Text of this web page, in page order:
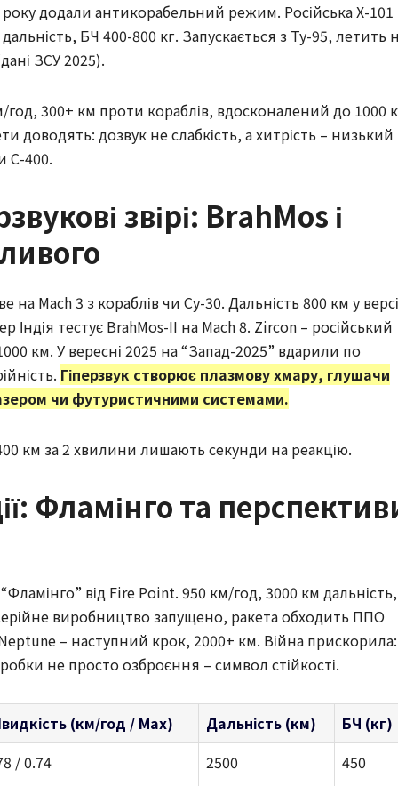
року додали антикорабельний режим. Російська Х-101
БЧ 400-800 кг. Запускається з Ту-95, летить
ЗСУ 2025).
год, 300+ км проти кораблів, вдосконалений до 1000
доводять: дозвук не слабкість, а хитрість – низький
С-400.
звірі: BrahMos і
на Mach 3 з кораблів чи Су-30. Дальність 800 км у
Індія тестує BrahMos-II на Mach 8. Zircon – російський
км. У вересні 2025 на “Запад-2025” вдарили по
Гіперзвук створює плазмову хмару, глушачи
чи футуристичними системами.
км за 2 хвилини лишають секунди на реакцію.
Фламінго та
“Фламінго” від Fire Point. 950 км/год, 3000 км дальність,
виробництво запущено, ракета обходить ППО
– наступний крок, 2000+ км. Війна прискорила:
не просто озброєння – символ стійкості.
(км/год / Мах) Дальність (км)
БЧ (кг)
/ 0.74
2500 450